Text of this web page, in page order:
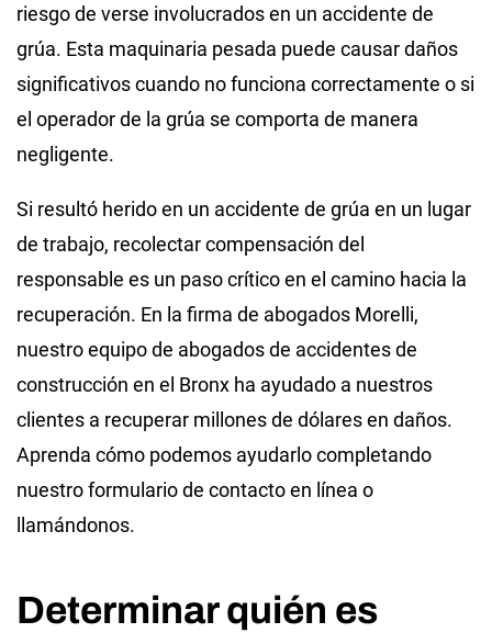
riesgo de verse involucrados en un accidente de
grúa. Esta maquinaria pesada puede causar daños
significativos cuando no funciona correctamente o si
el operador de la grúa se comporta de manera
negligente.
Si resultó herido en un accidente de grúa en un lugar
de trabajo, recolectar compensación del
responsable es un paso crítico en el camino hacia la
recuperación. En la firma de abogados Morelli,
nuestro equipo de abogados de accidentes de
construcción en el Bronx ha ayudado a nuestros
clientes a recuperar millones de dólares en daños.
Aprenda cómo podemos ayudarlo completando
nuestro formulario de contacto en línea o
llamándonos.
Determinar quién es